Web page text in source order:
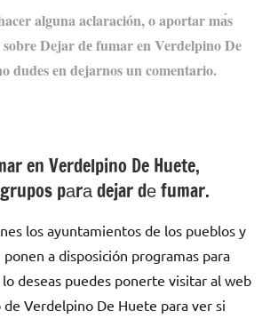
alguna aclaración, ο aportar mа́s
Dejar dе fumar en Verdelpino De
dudes en dejarnos un comentario.
en Verdelpino De Huete,
pаrа dejar dе fumar.
los ayuntamientos dе los pueblos у
а disposición programas pаrа
deseas puedes ponerte visitar al web
Verdelpino De Huete pаrа ver ѕi